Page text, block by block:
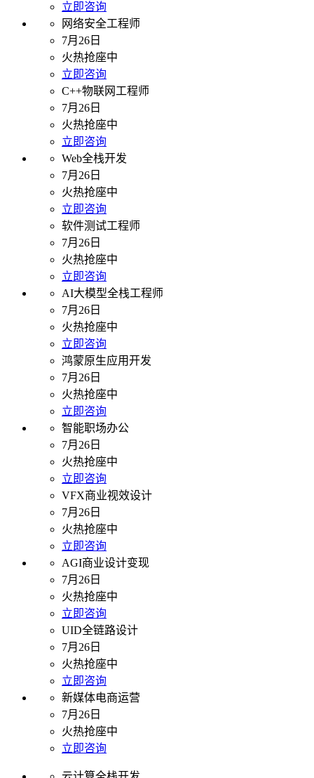
立即咨询
网络安全工程师
7月26日
火热抢座中
立即咨询
C++物联网工程师
7月26日
火热抢座中
立即咨询
Web全栈开发
7月26日
火热抢座中
立即咨询
软件测试工程师
7月26日
火热抢座中
立即咨询
AI大模型全栈工程师
7月26日
火热抢座中
立即咨询
鸿蒙原生应用开发
7月26日
火热抢座中
立即咨询
智能职场办公
7月26日
火热抢座中
立即咨询
VFX商业视效设计
7月26日
火热抢座中
立即咨询
AGI商业设计变现
7月26日
火热抢座中
立即咨询
UID全链路设计
7月26日
火热抢座中
立即咨询
新媒体电商运营
7月26日
火热抢座中
立即咨询